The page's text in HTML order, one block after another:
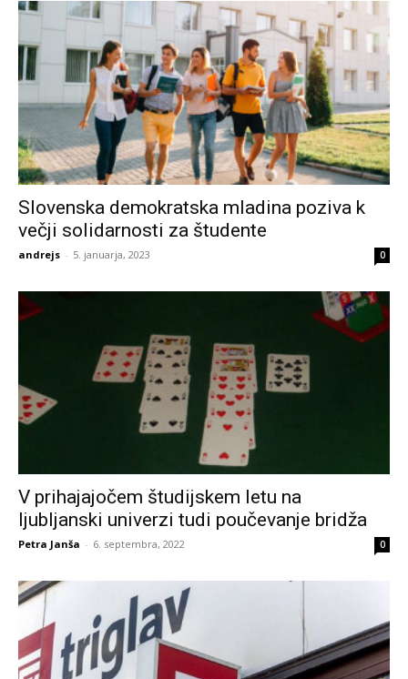
Slovenska demokratska mladina poziva k
večji solidarnosti za študente
andrejs - 5. januarja, 2023 0
V prihajajočem študijskem letu na
ljubljanski univerzi tudi poučevanje bridža
Petra Janša - 6. septembra, 2022 0